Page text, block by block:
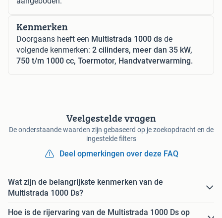
Kenmerken
Doorgaans heeft een Multistrada 1000 ds de
volgende kenmerken: 2 cilinders, meer dan 35 kW,
750 t/m 1000 cc, Toermotor, Handvatverwarming.
Veelgestelde vragen
De onderstaande waarden zijn gebaseerd op je zoekopdracht en de
ingestelde filters
Deel opmerkingen over deze FAQ
Wat zijn de belangrijkste kenmerken van de
Multistrada 1000 Ds?
Hoe is de rijervaring van de Multistrada 1000 Ds op